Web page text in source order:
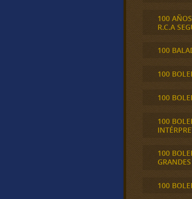
100
R.C.A
100
100
100
100
100
GRANDES
100